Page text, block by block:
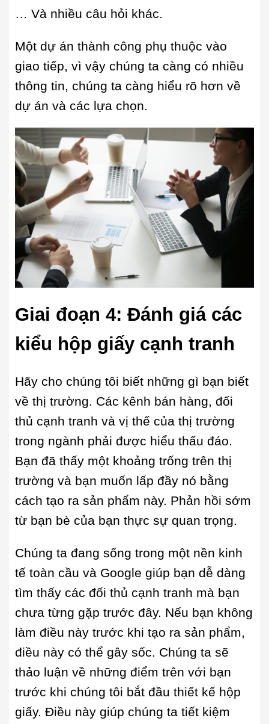
… Và nhiều câu hỏi khác.
Một dự án thành công phụ thuộc vào
giao tiếp, vì vậy chúng ta càng có nhiều
thông tin, chúng ta càng hiểu rõ hơn về
dự án và các lựa chọn.
Giai đoạn 4: Đánh giá các
kiểu hộp giấy cạnh tranh
Hãy cho chúng tôi biết những gì bạn biết
về thị trường. Các kênh bán hàng, đối
thủ cạnh tranh và vị thế của thị trường
trong ngành phải được hiểu thấu đáo.
Bạn đã thấy một khoảng trống trên thị
trường và bạn muốn lấp đầy nó bằng
cách tạo ra sản phẩm này. Phản hồi sớm
từ bạn bè của bạn thực sự quan trọng.
Chúng ta đang sống trong một nền kinh
tế toàn cầu và Google giúp bạn dễ dàng
tìm thấy các đối thủ cạnh tranh mà bạn
chưa từng gặp trước đây. Nếu bạn không
làm điều này trước khi tạo ra sản phẩm,
điều này có thể gây sốc. Chúng ta sẽ
thảo luận về những điểm trên với bạn
trước khi chúng tôi bắt đầu thiết kế hộp
giấy. Điều này giúp chúng ta tiết kiệm